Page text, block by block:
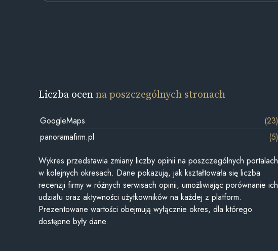
Liczba ocenna poszczególnych stronach
GoogleMaps
(23)
panoramafirm.pl
(5)
Wykres przedstawia zmiany liczby opinii na poszczególnych portalach
w kolejnych okresach. Dane pokazują, jak kształtowała się liczba
recenzji firmy w różnych serwisach opinii, umożliwiając porównanie ich
udziału oraz aktywności użytkowników na każdej z platform.
Prezentowane wartości obejmują wyłącznie okres, dla którego
dostępne były dane.